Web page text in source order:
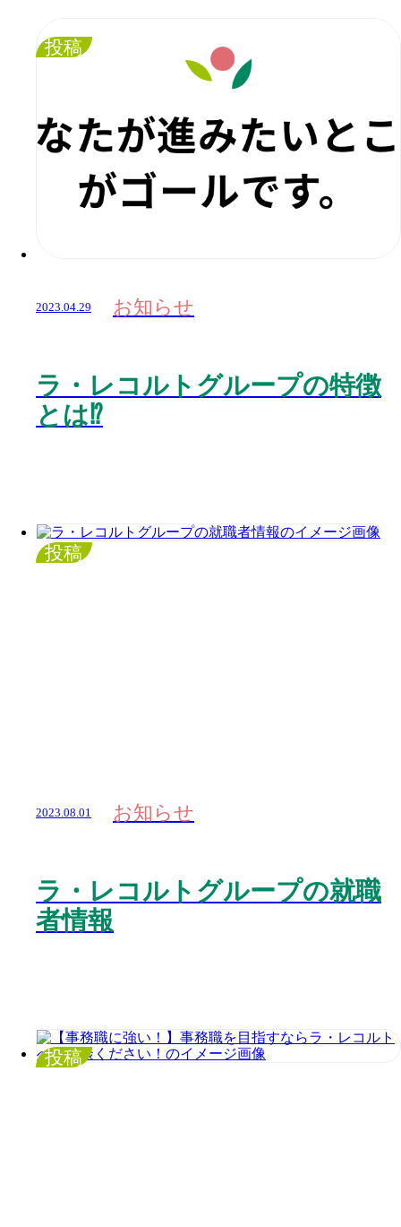
投稿
2023.04.29 お知らせ
ラ・レコルトグループの特徴
とは⁉️
投稿
2023.08.01 お知らせ
ラ・レコルトグループの就職
者情報
投稿